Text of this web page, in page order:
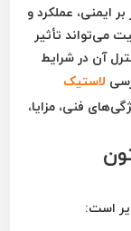
ایمنی، عملکرد و
می‌تواند تأثیر
آن در شرایط
لاستیک
فنی، مزایا،
است: